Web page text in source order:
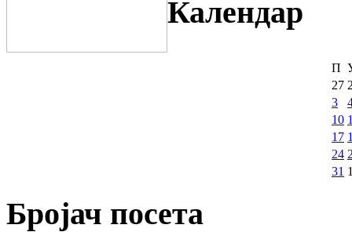
Календар
П
27
3
10
17
24
31
Бројач посета